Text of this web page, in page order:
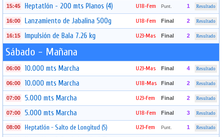
15:45 Heptatlón - 200 mts Planos (4) U18-Fem Punt. 1 Resultado
16:00 Lanzamiento de Jabalina 500g U18-Fem Final 2 Resultado
16:15 Impulsión de Bala 7.26 kg U23-Mas Final 2 Resultado
Sábado - Mañana
06:00 10.000 mts Marcha U23-Mas Final 4 Resultado
06:00 10.000 mts Marcha U18-Mas Final 2 Resultado
07:00 5.000 mts Marcha U23-Fem Final 2 Resultado
07:00 5.000 mts Marcha U18-Fem Final 3 Resultado
08:00 Heptatlón - Salto de Longitud (5) U23-Fem Punt. 1 Resultado